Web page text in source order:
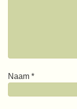
Naam *